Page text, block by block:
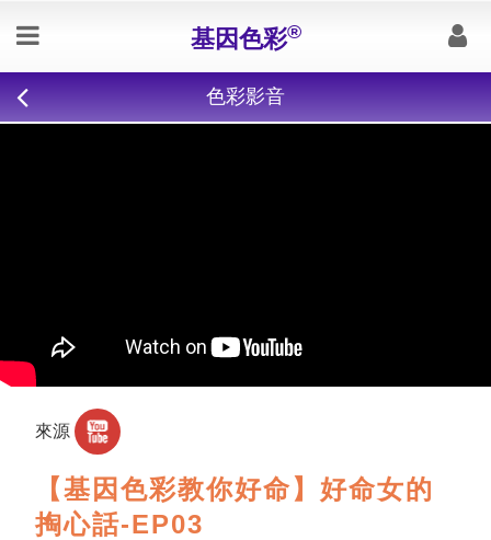
基因色彩®
色彩影音
來源
【基因色彩教你好命】好命女的
掏心話-EP03